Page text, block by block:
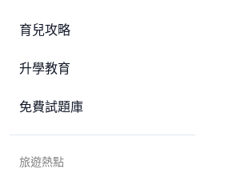
育兒攻略
升學教育
免費試題庫
旅遊熱點